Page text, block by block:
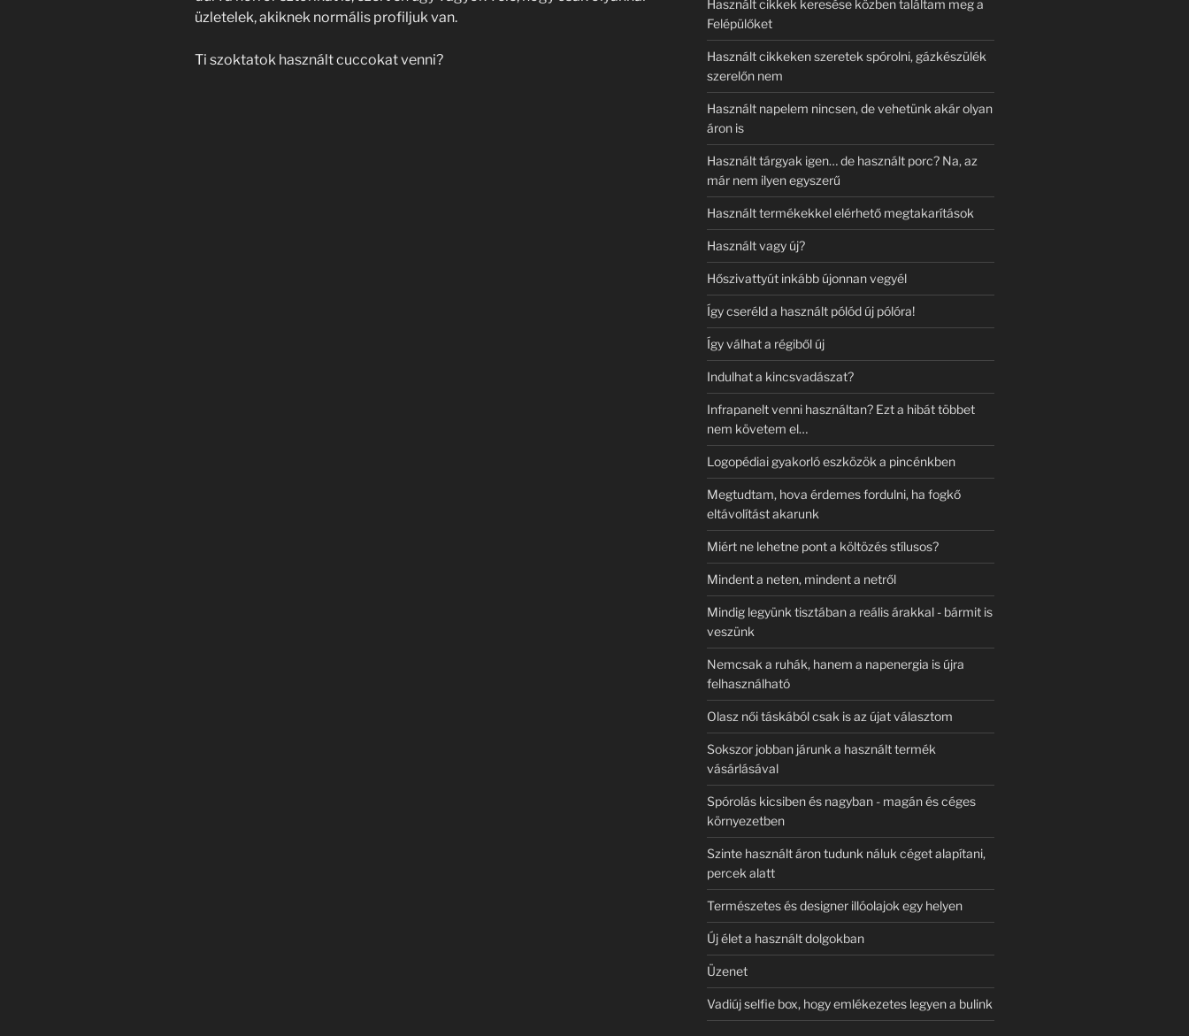
üzletelek, akiknek normális profiljuk van.
Ti szoktatok használt cuccokat venni?
Használt cikkek keresése közben találtam meg a
Felépülőket
Használt cikkeken szeretek spórolni, gázkészülék
szerelőn nem
Használt napelem nincsen, de vehetünk akár olyan
áron is
Használt tárgyak igen… de használt porc? Na, az
már nem ilyen egyszerű
Használt termékekkel elérhető megtakarítások
Használt vagy új?
Hőszivattyút inkább újonnan vegyél
Így cseréld a használt pólód új pólóra!
Így válhat a régiből új
Indulhat a kincsvadászat?
Infrapanelt venni használtan? Ezt a hibát többet
nem követem el…
Logopédiai gyakorló eszközök a pincénkben
Megtudtam, hova érdemes fordulni, ha fogkő
eltávolítást akarunk
Miért ne lehetne pont a költözés stílusos?
Mindent a neten, mindent a netről
Mindig legyünk tisztában a reális árakkal - bármit is
veszünk
Nemcsak a ruhák, hanem a napenergia is újra
felhasználható
Olasz női táskából csak is az újat választom
Sokszor jobban járunk a használt termék
vásárlásával
Spórolás kicsiben és nagyban - magán és céges
környezetben
Szinte használt áron tudunk náluk céget alapítani,
percek alatt
Természetes és designer illóolajok egy helyen
Új élet a használt dolgokban
Üzenet
Vadiúj selfie box, hogy emlékezetes legyen a bulink